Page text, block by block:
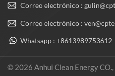
Correo electrónico :
Correo electrónico :
Whatsapp : +8613989753612
© 2026 Anhui Clean Energy